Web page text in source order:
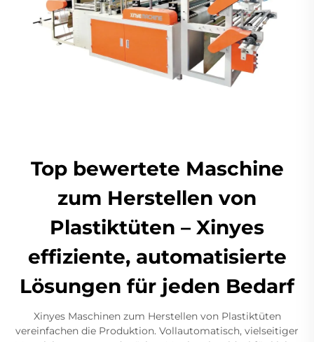
Top bewertete Maschine
zum Herstellen von
Plastiktüten – Xinyes
effiziente, automatisierte
Lösungen für jeden Bedarf
Xinyes Maschinen zum Herstellen von Plastiktüten
vereinfachen die Produktion. Vollautomatisch, vielseitiger